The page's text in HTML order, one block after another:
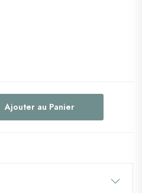
Ajouter au Panier